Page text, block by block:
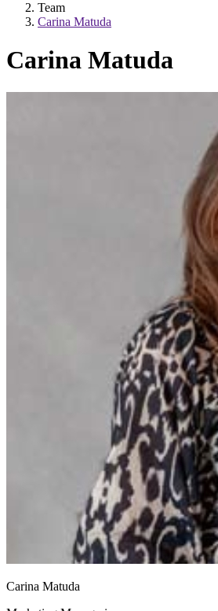
Team
Carina Matuda
Carina Matuda
Carina Matuda